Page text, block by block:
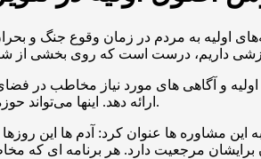
به مردم در زمان وقوع جنگ و
و آگاهی های مورد نیاز مخاطب در فضای
ارائه دهد. اینها می‌تواند حوزه های مختلفی از خدمات پزشکی تا روانپزشکی و کمک های اولیه و … را در بر بگیرد.
این مشاوره ها عنوان کرد: آدم ها این
برایشان مرجعیت دارد. هر برنامه ای که